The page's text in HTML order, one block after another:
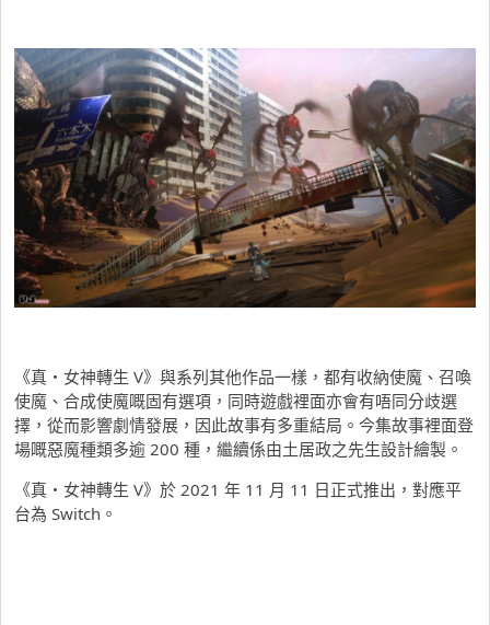
《真・女神轉生 V》與系列其他作品一樣，都有收納使魔、召喚
使魔、合成使魔嘅固有選項，同時遊戲裡面亦會有唔同分歧選
擇，從而影響劇情發展，因此故事有多重結局。今集故事裡面登
場嘅惡魔種類多逾 200 種，繼續係由土居政之先生設計繪製。
《真・女神轉生 V》於 2021 年 11 月 11 日正式推出，對應平
台為 Switch。